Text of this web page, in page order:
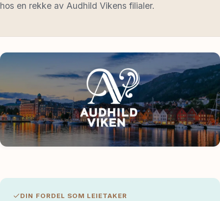
Kontakt
Spør oss
hos en rekke av Audhild Vikens filialer.
DIN FORDEL SOM LEIETAKER